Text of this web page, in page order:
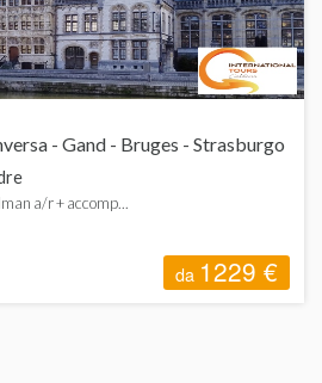
- Gand - Bruges - Strasburgo
a/r + accomp...
da 1229 €